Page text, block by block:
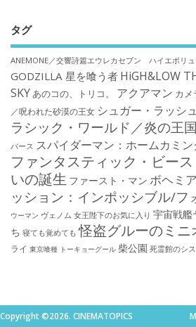
タグ
ANEMONE／交響詩篇エウレカセブン ハイエボリ
GODZILLA 星を喰う者 HiGH&LOW
SKYあのコの、トリコ。 アクアマン カメ
／呪われた砂漠の王女 シュガー・ラッシ
ラシック・ワールド／炎の王国
バース スパイダーマン：ホームカミン
ファンタスティック・ビー
いの誕生 ファースト・マン ボヘミ
ッション：インポッシブル/フ
ウーマン ヴェノム 女王陛下のお気に入り 宇宙戦艦
ち 寝ても覚めても 怪盗グルーのミニ
ライ 東京喰種 トーキョーグール 柴公園 死霊館のシ
Copyright ©2026. CINEMATOPICS